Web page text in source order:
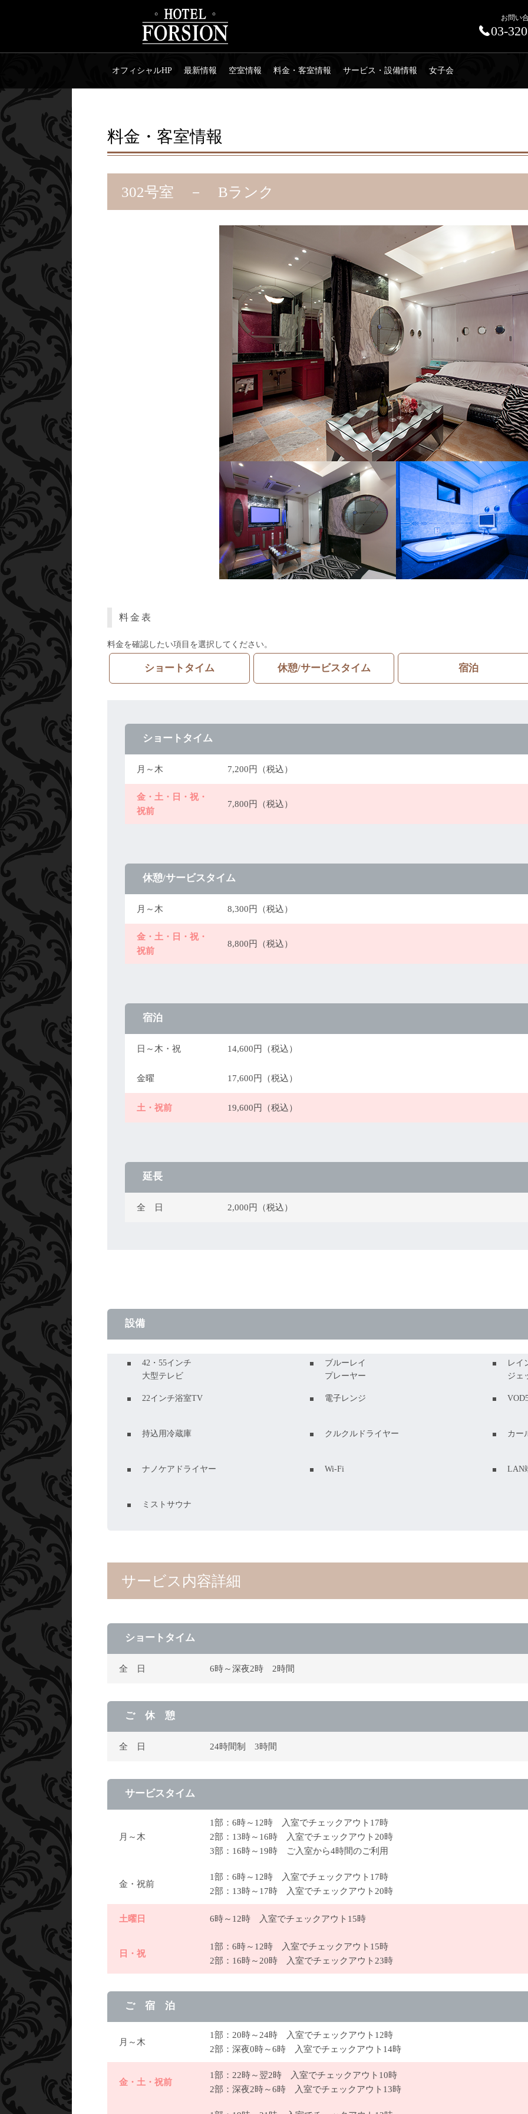
お問い
03-
オフィシャルHP 最新情報 空室情報 料金・客室情報 サービス・設備情報 女子会
料金・客室情報
302号室 － Bランク
料金表
料金を確認したい項目を選択してください。
ショートタイム 休憩/サービスタイム 宿泊
ショートタイム
月～木 7,200円（税込）
金・土・日・祝・
祝前
7,800円（税込）
休憩/サービスタイム
月～木 8,300円（税込）
金・土・日・祝・
祝前
8,800円（税込）
宿泊
日～木・祝 14,600円（税込）
金曜 17,600円（税込）
土・祝前 19,600円（税込）
延長
全 日 2,000円（税込）
サービス内容詳細
ショートタイム
全 日 6時～深夜2時 2時間
ご 休 憩
全 日 24時間制 3時間
サービスタイム
月～木
1部：6時～12時 入室でチェックアウト17時
2部：13時～16時 入室でチェックアウト20時
3部：16時～19時 ご入室から4時間のご利用
金・祝前
1部：6時～12時 入室でチェックアウト17時
2部：13時～17時 入室でチェックアウト20時
土曜日 6時～12時 入室でチェックアウト15時
日・祝
1部：6時～12時 入室でチェックアウト15時
2部：16時～20時 入室でチェックアウト23時
ご 宿 泊
月～木
1部：20時～24時 入室でチェックアウト12時
2部：深夜0時～6時 入室でチェックアウト14時
金・土・祝前
1部：22時～翌2時 入室でチェックアウト10時
2部：深夜2時～6時 入室でチェックアウト13時
設備
42・55インチ
大型テレビ
ブルーレイ
プレーヤー
レイ
ジェ
22インチ浴室TV 電子レンジ
持込用冷蔵庫 クルクルドライヤー カー
ナノケアドライヤー Wi-Fi LAN
ミストサウナ